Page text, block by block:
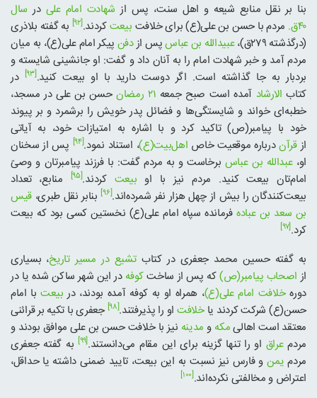
بنا بر نقل منابع شیعه و اهل سنت، پس از شهادت امام علی در سال
۴۰ق.
مردم با حسن بن علی(ع) برای خلافت بیعتکردند.[۹۲]
به گفته بلاذری
(درگذشته ۲۷۹ق)،
عبیدالله بن عباسپس ازدفن پیکر امام علی(ع)، به میان
مردم آمد و خبر شهادت امام را به آنان داد و گفت: او جانشینی شایسته و
بردبار به جا گذاشته است. اگر دوست دارید با او بیعت کنید.[۹۳]
در
کتاب الارشاد آمده است صبح جمعه ۲۱ رمضان
حسن بن علی در مسجد،
خطبه‌ای خواند و شایستگی‌ها و فضائل پدر خویش را برشمرد و بر پیوند
خود با پیامبر(ص) تاکید کرد و با اشاره به امتیازات خود، به آیاتی
ازقرآندرباره موقعیت خاص اهل‌بیت(ع)، استناد نمود.[۹۴]
پس از سخنان
او،عبدالله بن عباس برخاست و به مردم گفت: با فرزند پیامبرتان و وصیّ
امام‌تان بیعت کنید. مردم نیز با او بیعت کردند.[۹۵]
منابع، تعداد
بیعت‌کنندگان را بیش از چهل هزار نفر شمرده‌اند.[۹۶] بنابر نقل طبری، قیس
بن سعد بن عبادهفرمانده سپاه امام علی(ع) نخستین کسی بود که بیعت
کرد.[۹۷]
به گفته حسین محمد جعفری در کتابتشیع در مسیر تاریخ، بسیاری
از اصحاب پیامبر(ص)که پس از ساختکوفه در این شهر ساکن شده یا در
دورهخلافت امام علی(ع)، همراه او به کوفه آمده بودند، در بیعتبا امام
حسن(ع) شرکت کردند یاخلافت او را پذیرفتند.[۹۸]
جعفری با تکیه بر قرائنی
معتقد است اهالیمکه و مدینه نیز با خلافت حسن بن علی موافق بودند و
مردمعراق او را تنها گزینه برای این مقام می‌دانستند.[۹۹]
به گفته جعفری
مردم یمنو فارس نیز نسبت به این بیعت، تایید ضمنی داشته یا حداقل،
اعتراض و مخالفتی نکرده‌اند.[۱۰۰]